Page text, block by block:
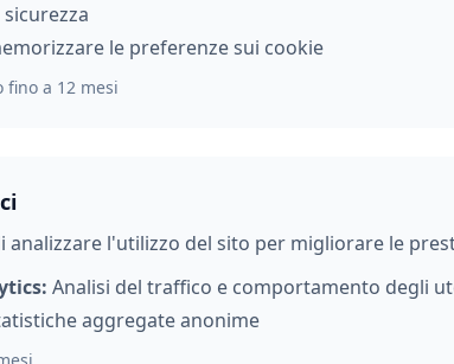
le preferenze sui cookie
fino a 12 mesi
analizzare l'utilizzo del sito per migliorare le
Analisi del traffico e comportamento degli
aggregate anonime